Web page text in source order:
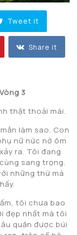
Tweet it
Share it
Vòng 3
thật thoải mái.
làm sao. Con
nữ nức nở ôm
ra. Tôi đang
sang trọng.
những thứ mà
tôi chưa bao
đẹp nhất mà tôi
quăn được búi